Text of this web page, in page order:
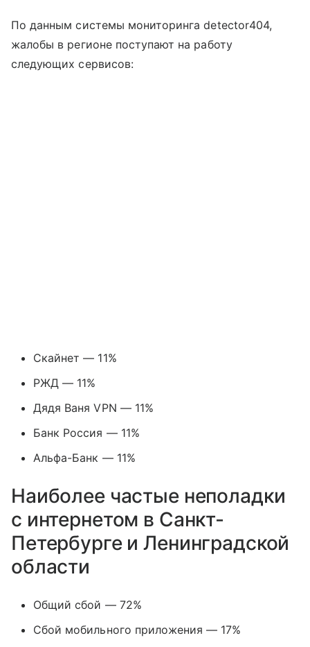
По данным системы мониторинга detector404,
жалобы в регионе поступают на работу
следующих сервисов:
Скайнет — 11%
РЖД — 11%
Дядя Ваня VPN — 11%
Банк Россия — 11%
Альфа-Банк — 11%
Наиболее частые неполадки
с интернетом в Санкт-
Петербурге и Ленинградской
области
Общий сбой — 72%
Сбой мобильного приложения — 17%